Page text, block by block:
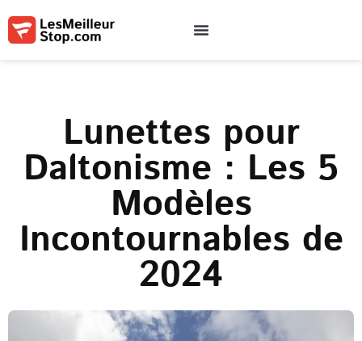
Lunettes pour
Daltonisme : Les 5
Modèles
Incontournables de
2024